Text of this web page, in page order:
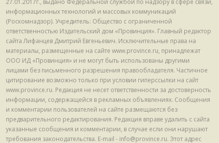
27.01.2017г., выдано Федеральной службой по надзору в сфере связи,
информационных технологий и массовых коммуникаций
(Роскомнадзор). Учредитель: Общество с ограниченной
ответственностью Издательский дом «Провинция». Главный редактор
сайта Лифанцев Дмитрий Евгеньевич. Исключительные права на
материалы, размещенные на сайте www.province.ru, принадлежат
ООО ИД «Провинция» и не могут быть использованы другими
лицами без письменного разрешения правообладателя. Частичное
цитирование возможно только при условии гиперссылки на сайт
www.province.ru. Редакция не несет ответственности за достоверность
информации, содержащейся в рекламных объявлениях. Сообщения
и комментарии пользователей на сайте размещаются без
предварительного редактирования. Редакция вправе удалить с сайта
указанные сообщения и комментарии, в случае если они нарушают
требования законодательства. E-mail - info@province.ru. Этот адрес